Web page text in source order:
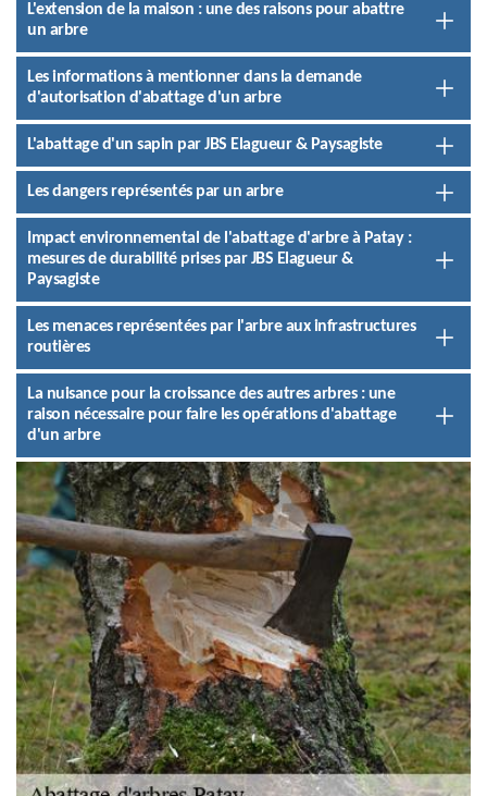
L'extension de la maison : une des raisons pour abattre
un arbre
Les informations à mentionner dans la demande
d'autorisation d'abattage d'un arbre
L'abattage d'un sapin par JBS Elagueur & Paysagiste
Les dangers représentés par un arbre
Impact environnemental de l'abattage d'arbre à Patay :
mesures de durabilité prises par JBS Elagueur &
Paysagiste
Les menaces représentées par l'arbre aux infrastructures
routières
La nuisance pour la croissance des autres arbres : une
raison nécessaire pour faire les opérations d'abattage
d'un arbre